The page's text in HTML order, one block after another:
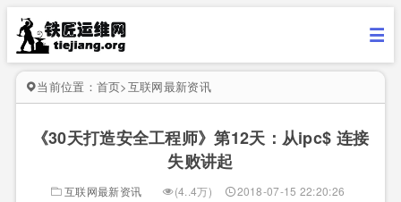
当前位置： 首页>互联网最新资讯
《30天打造安全工程师》第12天：从ipc$ 连接
失败讲起
互联网最新资讯 (4..4万) 2018-07-15 22:20:26